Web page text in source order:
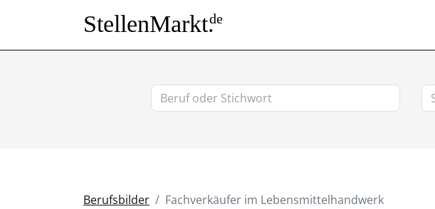
StellenMarkt.de
Berufsbilder Fachverkäufer im Lebensmittelhandwerk